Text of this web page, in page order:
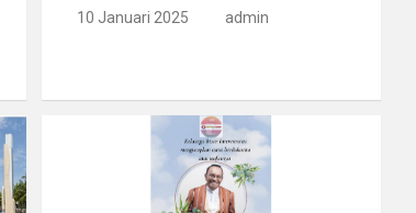
10 Januari 2025 admin